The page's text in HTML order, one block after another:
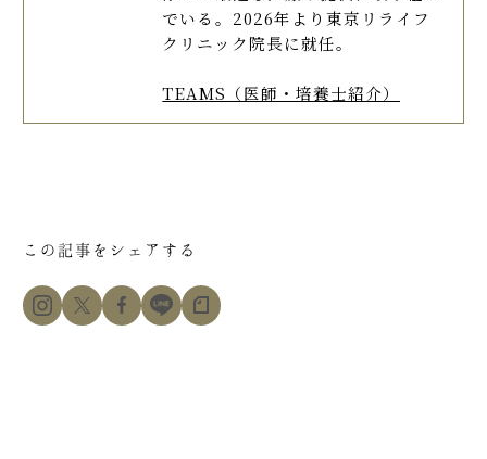
でいる。2026年より東京リライフ
クリニック院長に就任。
TEAMS（医師・培養士紹介）
この記事をシェアする